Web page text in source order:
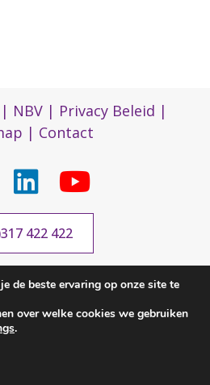
NBV | Privacy Beleid |
| Contact
422 422
de beste ervaring op onze site te
over welke cookies we gebruiken
.